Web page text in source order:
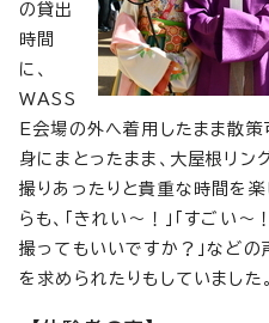
の貸出
時間
に、
WASS
E会場の外へ着用したまま散
身にまとったまま、大屋根リン
撮りあったりと貴重な時間を
らも、「きれい〜！」「すごい〜
撮ってもいいですか？」などの
を求められたりもしていました。